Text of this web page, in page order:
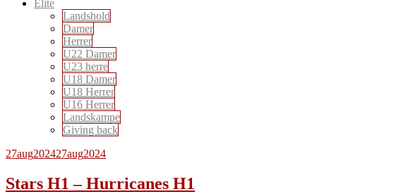
Elite
Landshold
Damer
Herrer
U22 Damer
U23 herre
U18 Damer
U18 Herrer
U16 Herrer
Landskampe
Giving back
27aug202427aug2024
Stars H1 – Hurricanes H1